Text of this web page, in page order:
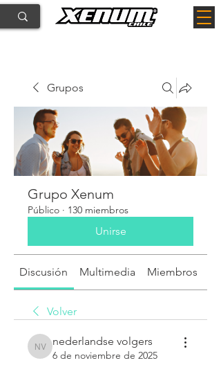
Grupos
Grupo Xenum
Público · 130 miembros
Unirse
Discusión Multimedia Miembros
Volver
nederlandse volgers
nederlandse volgers
6 de noviembre de 2025